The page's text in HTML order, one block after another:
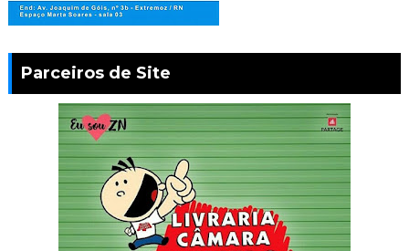
Parceiros de Site